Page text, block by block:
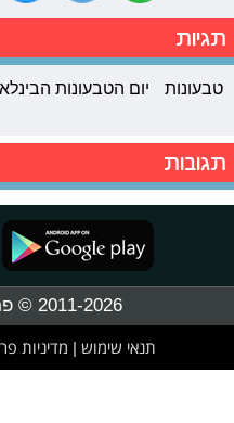
תגיות
טבעונות יום הטבעונות
תגובות
2011-2026 © פרוגי תקשורת בע"מ
תנאי שימוש מדיניות